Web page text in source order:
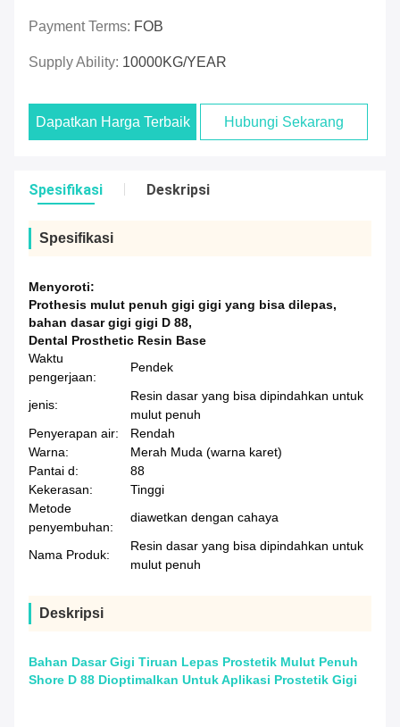
Payment Terms: FOB
Supply Ability: 10000KG/YEAR
Dapatkan Harga Terbaik Hubungi Sekarang
Spesifikasi Deskripsi
Spesifikasi
Menyoroti:
Prothesis mulut penuh gigi gigi yang bisa dilepas,
bahan dasar gigi gigi D 88,
Dental Prosthetic Resin Base
Waktu
pengerjaan:
Pendek
jenis:
Resin dasar yang bisa dipindahkan untuk
mulut penuh
Penyerapan air:
Rendah
Warna:
Merah Muda (warna karet)
Pantai d:
88
Kekerasan:
Tinggi
Metode
penyembuhan:
diawetkan dengan cahaya
Nama Produk:
Resin dasar yang bisa dipindahkan untuk
mulut penuh
Deskripsi
Bahan Dasar Gigi Tiruan Lepas Prostetik Mulut Penuh
Shore D 88 Dioptimalkan Untuk Aplikasi Prostetik Gigi